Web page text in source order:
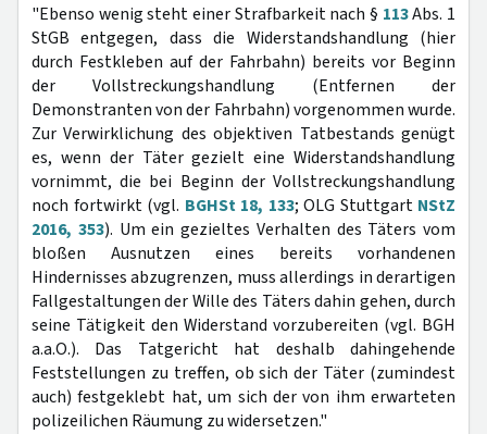
"Ebenso wenig steht einer Strafbarkeit nach § 113Abs. 1
StGB entgegen, dass die Widerstandshandlung (hier
durch Festkleben auf der Fahrbahn) bereits vor Beginn
der Vollstreckungshandlung (Entfernen der
Demonstranten von der Fahrbahn) vorgenommen wurde.
Zur Verwirklichung des objektiven Tatbestands genügt
es, wenn der Täter gezielt eine Widerstandshandlung
vornimmt, die bei Beginn der Vollstreckungshandlung
noch fortwirkt (vgl. BGHSt 18, 133; OLG Stuttgart NStZ
2016, 353). Um ein gezieltes Verhalten des Täters vom
bloßen Ausnutzen eines bereits vorhandenen
Hindernisses abzugrenzen, muss allerdings in derartigen
Fallgestaltungen der Wille des Täters dahin gehen, durch
seine Tätigkeit den Widerstand vorzubereiten (vgl. BGH
a.a.O.). Das Tatgericht hat deshalb dahingehende
Feststellungen zu treffen, ob sich der Täter (zumindest
auch) festgeklebt hat, um sich der von ihm erwarteten
polizeilichen Räumung zu widersetzen."